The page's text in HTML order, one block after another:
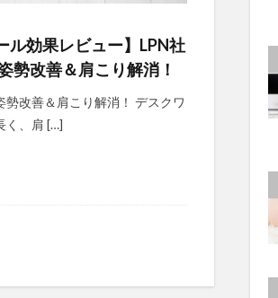
ル効果レビュー】LPN社
勢改善＆肩こり解消！
勢改善＆肩こり解消！ デスクワ
く、肩 […]